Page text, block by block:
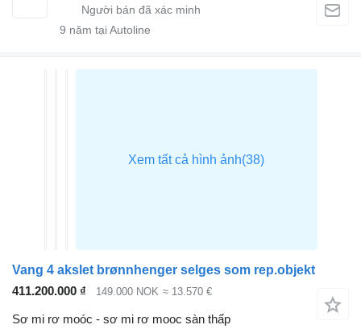
9 năm tại Autoline
Vang 4 akslet brønnhenger selges som rep.objekt
411.200.000 ₫
149.000 NOK ≈ 13.570 €
Sơ mi rơ moóc - sơ mi rơ mooc sàn thấp